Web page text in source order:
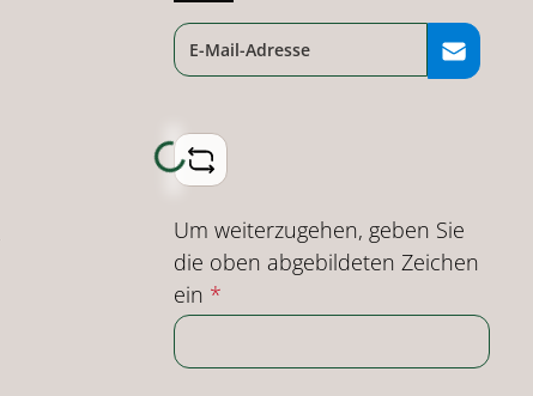
Loading...
Um weiterzugehen, geben Sie
die oben abgebildeten Zeichen
ein *